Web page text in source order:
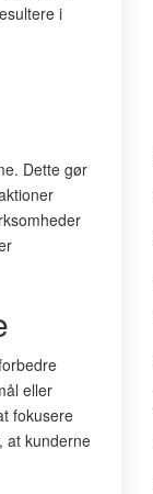
i
Dette gør
eller
fokusere
at kunderne